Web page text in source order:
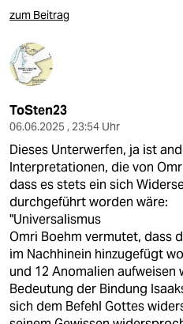
zum Beitrag
ToSten23
06.06.2025 , 23:54 Uhr
Dieses Unterwerfen, ja ist
Interpretationen, die von
dass es stets ein sich
durchgeführt worden wäre:
"Universalismus
Omri Boehm vermutet, dass
im Nachhinein hinzugefügt
und 12 Anomalien aufweisen
Bedeutung der Bindung
sich dem Befehl Gottes